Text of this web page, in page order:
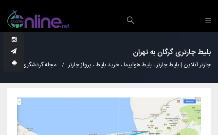
بلیط چارتری گرگان به تهران
چارتر آنلاین | بلیط چارتر ، بلیط هواپیما ، خرید بلیط ، پرواز چارتر مجله گردشگری